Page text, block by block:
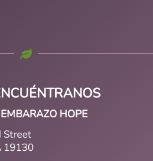
HOPE
Street
19130